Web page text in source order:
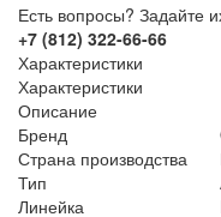
Есть вопросы? Задайте
+7 (812) 322-66-66
Характеристики
Характеристики
Описание
Бренд
Страна производства
Тип
Линейка